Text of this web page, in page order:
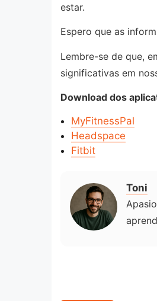
estar.
Espero que as
Lembre-se de que,
significativas em
Download dos
MyFitnessPal
Headspace
Fitbit
Toni